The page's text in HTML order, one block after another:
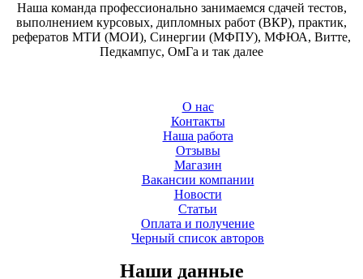
Наша команда профессионально занимаемся сдачей тестов,
выполнением курсовых, дипломных работ (ВКР), практик,
рефератов МТИ (МОИ), Синергии (МФПУ), МФЮА, Витте,
Педкампус, ОмГа и так далее
О нас
Контакты
Наша работа
Отзывы
Магазин
Вакансии компании
Новости
Статьи
Оплата и получение
Черный список авторов
Наши данные